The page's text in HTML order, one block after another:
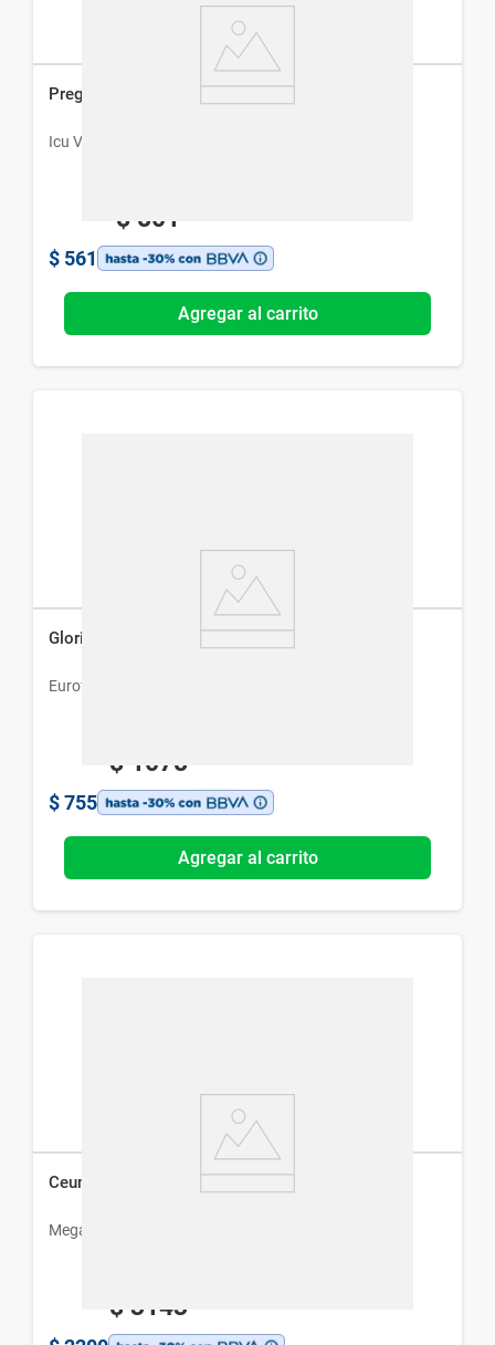
Pregax 75 mg x 30 Cápsulas
Icu Vita
$ 801
$ 561
Agregar al carrito
Gloriax x 60 Comprimidos
Eurofarma
$ 1078
$ 755
Agregar al carrito
Ceumid 1000 x 20 Comprimidos Recubiertos
Megalabs
$ 3143